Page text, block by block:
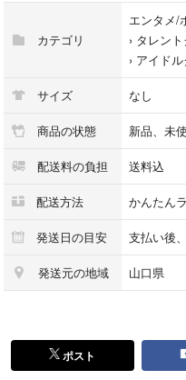
透明度99％の1mmアクリルを使
★ 商品内容
・彫刻アクリル（チャーム穴あ
・ノーマルアクリル ×3
・天井彫刻アクリル ×1
・チャーム ×1
・ミニステッカー ×1
【関連タグ】
#ペンライトアクリル #韩振
#신유 #지훈 #영재 #한진 #도훈
#反射シート #twsペンライトデ
カテゴリ
エンタメ/
› タレン
› アイド
サイズ なし
商品の状態 新品、未
配送料の負担 送料込
配送方法 かんたん
発送日の目安 支払い後
発送元の地域 山口県
ポスト